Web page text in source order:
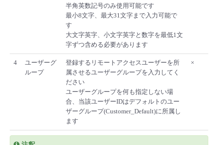
半角英数記号のみ使用可能です
最小8文字、最大31文字まで入力可能で
す
大文字英字、小文字英字と数字を最低1文
字ずつ含める必要があります
4
ユーザーグ
ループ
登録するリモートアクセスユーザーを所
属させるユーザーグループを入力してく
ださい
ユーザーグループを何も指定しない場
合、当該ユーザーIDはデフォルトのユー
ザーグループ(Customer_Default)に所属し
ます
×